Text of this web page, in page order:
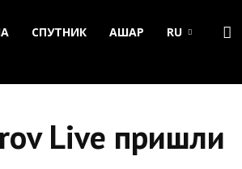
СПУТНИК АШАР RU
Live пришли